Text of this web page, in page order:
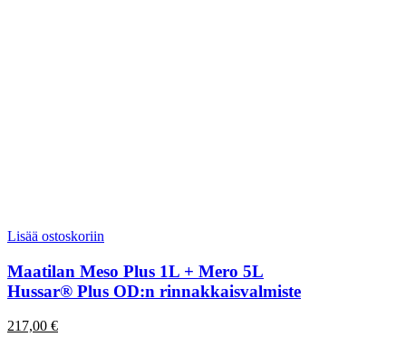
Lisää ostoskoriin
Maatilan Meso Plus 1L + Mero 5L
Hussar® Plus OD:n rinnakkaisvalmiste
217,00 €